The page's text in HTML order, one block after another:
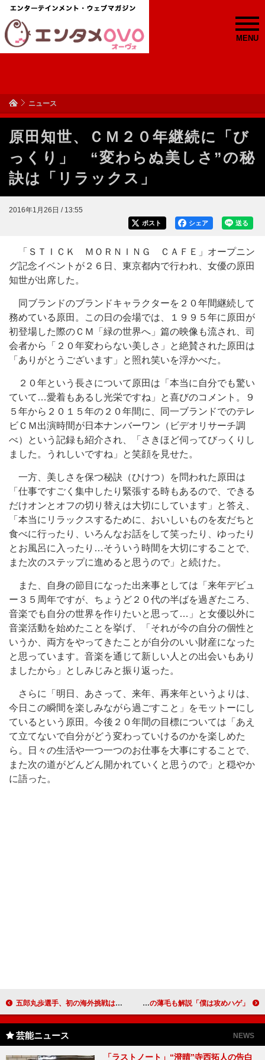
MENU
ニュース
原田知世、ＣＭ２０年継続に「び
っくり」 “変わらぬ美しさ”の秘
訣は「リラックス」
2016年1月26日 / 13:55
送る
シェア
ポスト
「ＳＴＩＣＫ ＭＯＲＮＩＮＧ ＣＡＦＥ」オープニン
グ記念イベントが２６日、東京都内で行われ、女優の原田
知世が出席した。
同ブランドのブランドキャラクターを２０年間継続して
務めている原田。この日の会場では、１９９５年に原田が
初登場した際のＣＭ「緑の世界へ」篇の映像も流され、司
会者から「２０年変わらない美しさ」と絶賛された原田は
「ありがとうございます」と照れ笑いを浮かべた。
２０年という長さについて原田は「本当に自分でも驚い
ていて…愛着もあるし光栄ですね」と喜びのコメント。９
５年から２０１５年の２０年間に、同一ブランドでのテレ
ビＣＭ出演時間が日本ナンバーワン（ビデオリサーチ調
べ）という記録も紹介され、「さきほど伺ってびっくりし
ました。うれしいですね」と笑顔を見せた。
一方、美しさを保つ秘訣（ひけつ）を問われた原田は
「仕事ですごく集中したり緊張する時もあるので、できる
だけオンとオフの切り替えは大切にしています」と答え、
「本当にリラックスするために、おいしいものを友だちと
食べに行ったり、いろんなお話をして笑ったり、ゆったり
とお風呂に入ったり…そういう時間を大切にすることで、
また次のステップに進めると思うので」と続けた。
また、自身の節目になった出来事としては「来年デビュ
ー３５周年ですが、ちょうど２０代の半ばを過ぎたころ、
音楽でも自分の世界を作りたいと思って…」と女優以外に
音楽活動を始めたことを挙げ、「それが今の自分の個性と
いうか、両方をやってきたことが自分のいい財産になった
と思っています。音楽を通じて新しい人との出会いもあり
ましたから」としみじみと振り返った。
さらに「明日、あさって、来年、再来年というよりは、
今日この瞬間を楽しみながら過ごすこと」をモットーにし
ているという原田。今後２０年間の目標については「あえ
て立てないで自分がどう変わっていけるのかを楽しめた
ら。日々の生活や一つ一つのお仕事を大事にすることで、
また次の道がどんどん開かれていくと思うので」と穏やか
に語った。
五郎丸歩選手、初の海外挑戦は「未知」 プライベートでは家族の時間に期待も 「僕は攻めハゲ」トレンディエンジェル斎藤、大暴走 ジョニー・デップの薄毛も解説
芸能ニュース NEWS
「ラストノート」“澄晴”寺西拓人の告白